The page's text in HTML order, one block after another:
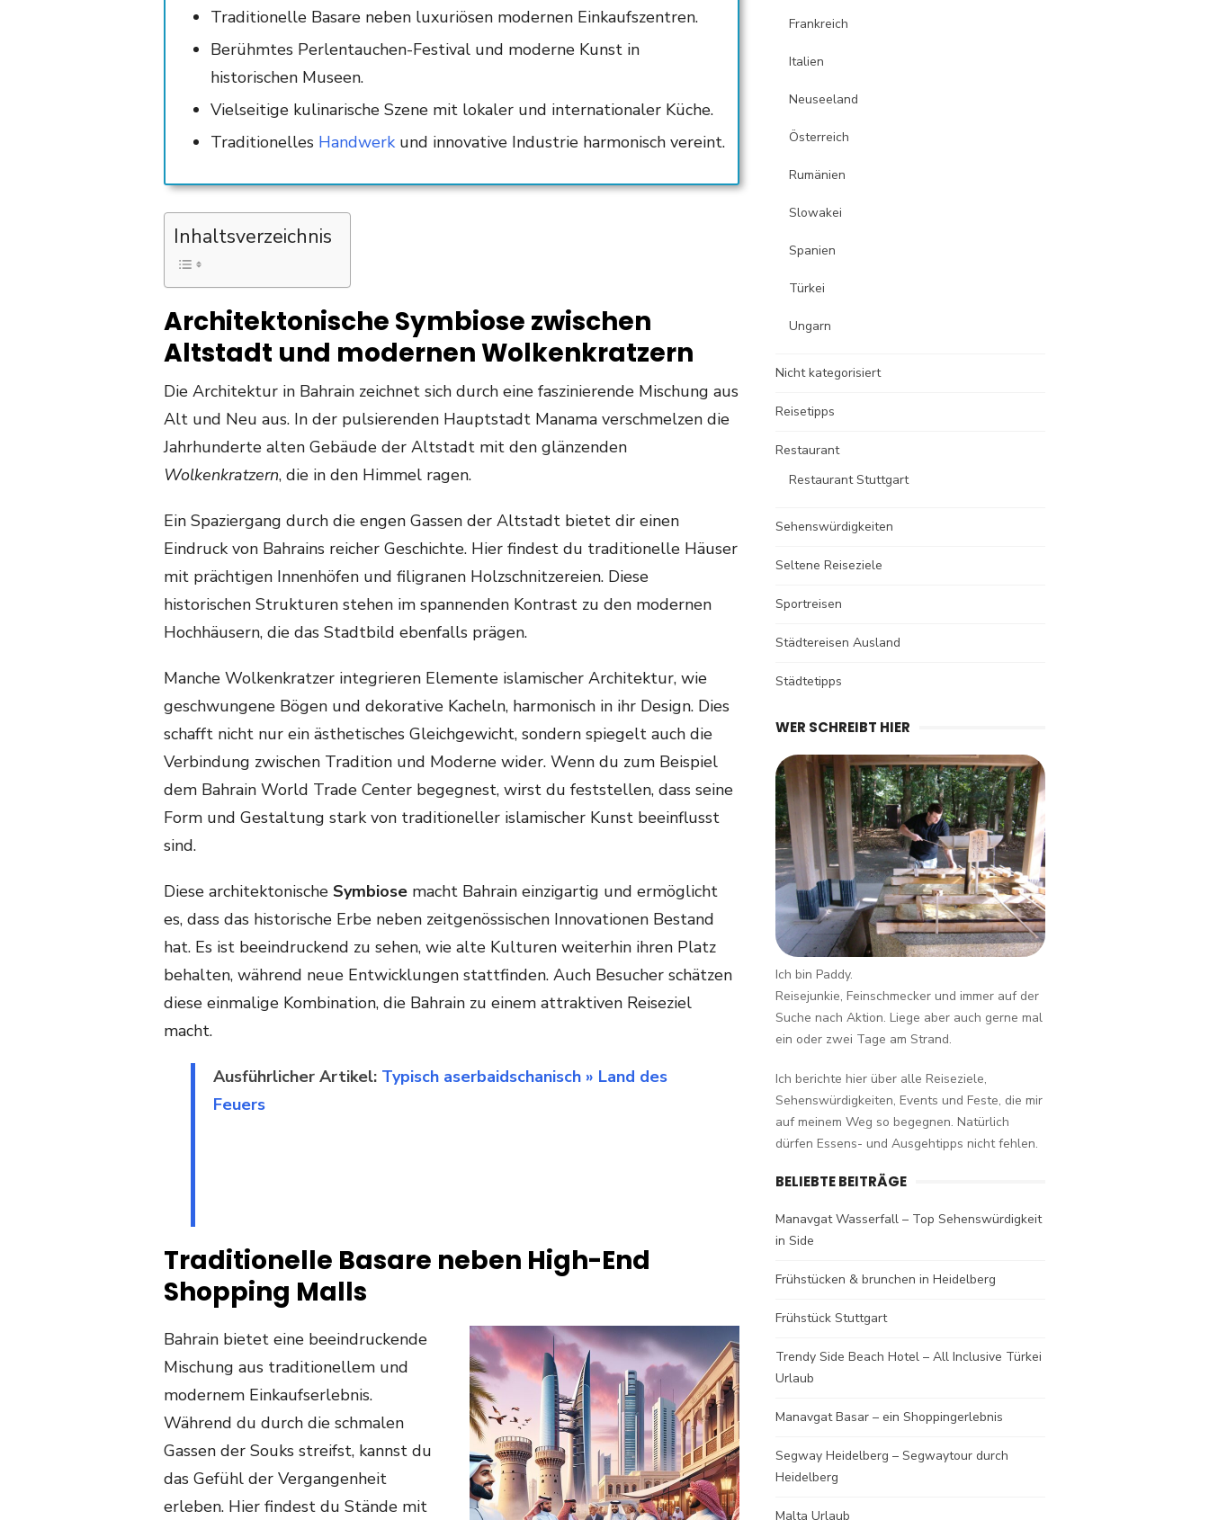
Traditionelle Basare neben luxuriösen modernen Einkaufszentren.
Berühmtes Perlentauchen-Festival und moderne Kunst in
historischen Museen.
Vielseitige kulinarische Szene mit lokaler und internationaler Küche.
Traditionelles Handwerk und innovative Industrie harmonisch vereint.
Inhaltsverzeichnis
Architektonische Symbiose zwischen
Altstadt und modernen Wolkenkratzern
Die Architektur in Bahrain zeichnet sich durch eine faszinierende Mischung aus
Alt und Neu aus. In der pulsierenden Hauptstadt Manama verschmelzen die
Jahrhunderte alten Gebäude der Altstadt mit den glänzenden
Wolkenkratzern, die in den Himmel ragen.
Ein Spaziergang durch die engen Gassen der Altstadt bietet dir einen
Eindruck von Bahrains reicher Geschichte. Hier findest du traditionelle Häuser
mit prächtigen Innenhöfen und filigranen Holzschnitzereien. Diese
historischen Strukturen stehen im spannenden Kontrast zu den modernen
Hochhäusern, die das Stadtbild ebenfalls prägen.
Manche Wolkenkratzer integrieren Elemente islamischer Architektur, wie
geschwungene Bögen und dekorative Kacheln, harmonisch in ihr Design. Dies
schafft nicht nur ein ästhetisches Gleichgewicht, sondern spiegelt auch die
Verbindung zwischen Tradition und Moderne wider. Wenn du zum Beispiel
dem Bahrain World Trade Center begegnest, wirst du feststellen, dass seine
Form und Gestaltung stark von traditioneller islamischer Kunst beeinflusst
sind.
Diese architektonische Symbiose macht Bahrain einzigartig und ermöglicht
es, dass das historische Erbe neben zeitgenössischen Innovationen Bestand
hat. Es ist beeindruckend zu sehen, wie alte Kulturen weiterhin ihren Platz
behalten, während neue Entwicklungen stattfinden. Auch Besucher schätzen
diese einmalige Kombination, die Bahrain zu einem attraktiven Reiseziel
macht.
Ausführlicher Artikel: Typisch aserbaidschanisch » Land des
Feuers
Traditionelle Basare neben High-End
Shopping Malls
Bahrain bietet eine beeindruckende
Mischung aus traditionellem und
modernem Einkaufserlebnis.
Während du durch die schmalen
Gassen der Souks streifst, kannst du
das Gefühl der Vergangenheit
erleben. Hier findest du Stände mit
Frankreich
Italien
Neuseeland
Österreich
Rumänien
Slowakei
Spanien
Türkei
Ungarn
Nicht kategorisiert
Reisetipps
Restaurant
Restaurant Stuttgart
Sehenswürdigkeiten
Seltene Reiseziele
Sportreisen
Städtereisen Ausland
Städtetipps
WER SCHREIBT HIER
Ich bin Paddy.
Reisejunkie, Feinschmecker und immer auf der
Suche nach Aktion. Liege aber auch gerne mal
ein oder zwei Tage am Strand.
Ich berichte hier über alle Reiseziele,
Sehenswürdigkeiten, Events und Feste, die mir
auf meinem Weg so begegnen. Natürlich
dürfen Essens- und Ausgehtipps nicht fehlen.
BELIEBTE BEITRÄGE
Manavgat Wasserfall – Top Sehenswürdigkeit
in Side
Frühstücken & brunchen in Heidelberg
Frühstück Stuttgart
Trendy Side Beach Hotel – All Inclusive Türkei
Urlaub
Manavgat Basar – ein Shoppingerlebnis
Segway Heidelberg – Segwaytour durch
Heidelberg
Malta Urlaub